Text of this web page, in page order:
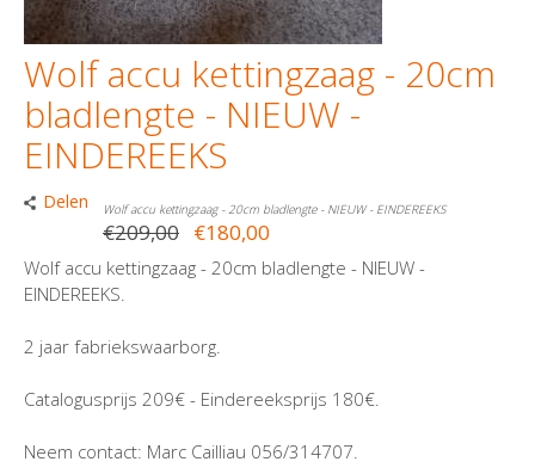
Wolf accu kettingzaag - 20cm
bladlengte - NIEUW -
EINDEREEKS
Delen Wolf accu kettingzaag - 20cm bladlengte - NIEUW - EINDEREEKS
€209,00 €180,00
Wolf accu kettingzaag - 20cm bladlengte - NIEUW -
EINDEREEKS.
2 jaar fabriekswaarborg.
Catalogusprijs 209€ - Eindereeksprijs 180€.
Neem contact: Marc Cailliau 056/314707.